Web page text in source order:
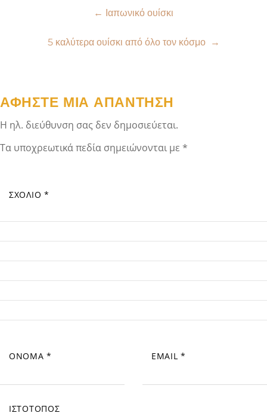
άρθρων
← Ιαπωνικό ουίσκι
5 καλύτερα ουίσκι από όλο τον κόσμο →
ΑΦΉΣΤΕ ΜΙΑ ΑΠΆΝΤΗΣΗ
Η ηλ. διεύθυνση σας δεν δημοσιεύεται.
Τα υποχρεωτικά πεδία σημειώνονται με *
ΣΧΌΛΙΟ *
ΌΝΟΜΑ* EMAIL*
ΙΣΤΌΤΟΠΟΣ